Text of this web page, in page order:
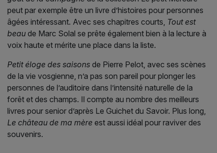
peut par exemple être un livre d’histoires pour personnes
âgées intéressant. Avec ses chapitres courts, Tout est
beau de Marc Solal se prête également bien à la lecture à
voix haute et mérite une place dans la liste.
Petit éloge des saisons de Pierre Pelot, avec ses scènes
de la vie vosgienne, n’a pas son pareil pour plonger les
personnes de l’auditoire dans l’intensité naturelle de la
forêt et des champs. Il compte au nombre des meilleurs
livres pour senior d’après Le Guichet du Savoir. Plus long,
Le château de ma mère est aussi idéal pour raviver des
souvenirs.